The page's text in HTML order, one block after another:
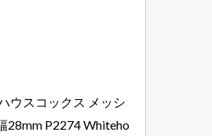
ウスコックス メッシ
28mm P2274 Whiteho